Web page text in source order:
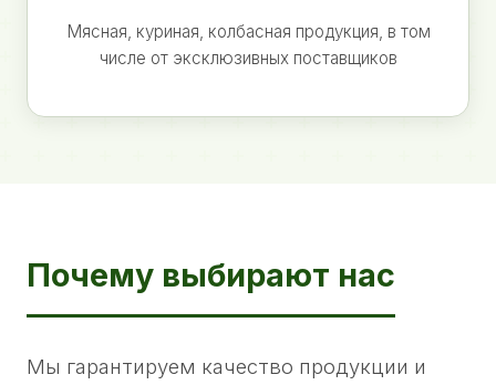
Мясная, куриная, колбасная продукция, в том
числе от эксклюзивных поставщиков
Почему выбирают нас
Мы гарантируем качество продукции и